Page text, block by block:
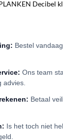
Decibel
Bestel
Ons team
advies.
Betaal
Is het toch niet